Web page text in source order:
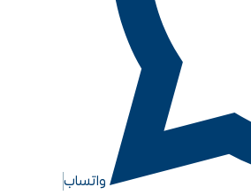
واتساب